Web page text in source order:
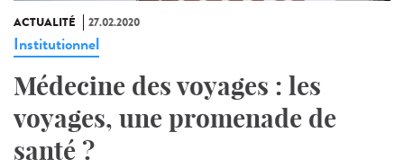
ACTUALITÉ 27.02.2020
Institutionnel
Médecine des voyages : les
voyages, une promenade de
santé ?